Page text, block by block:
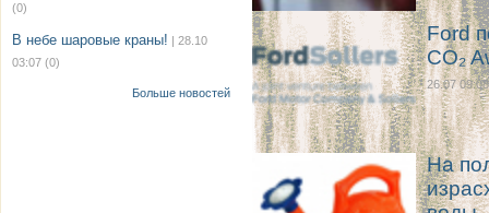
(0)
В небе шаровые краны! | 28.10
03:07 (0)
Больше новостей
Ford
CO₂
26.07 09:08
На